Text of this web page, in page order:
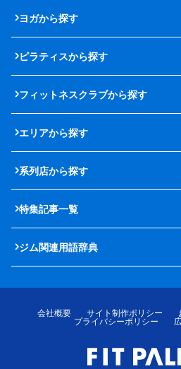
ヨガから探す
ピラティスから探す
フィットネスクラブから探す
エリアから探す
系列店から探す
特集記事一覧
ジム関連用語辞典
会社概要 サイト制作ポリシー
プライバシーポリシー